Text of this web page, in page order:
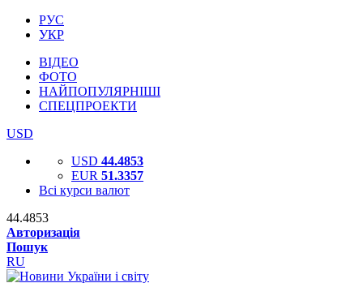
РУС
УКР
ВІДЕО
ФОТО
НАЙПОПУЛЯРНІШІ
СПЕЦПРОЕКТИ
USD
USD 44.4853
EUR 51.3357
Всі курси валют
44.4853
Авторизація
Пошук
RU